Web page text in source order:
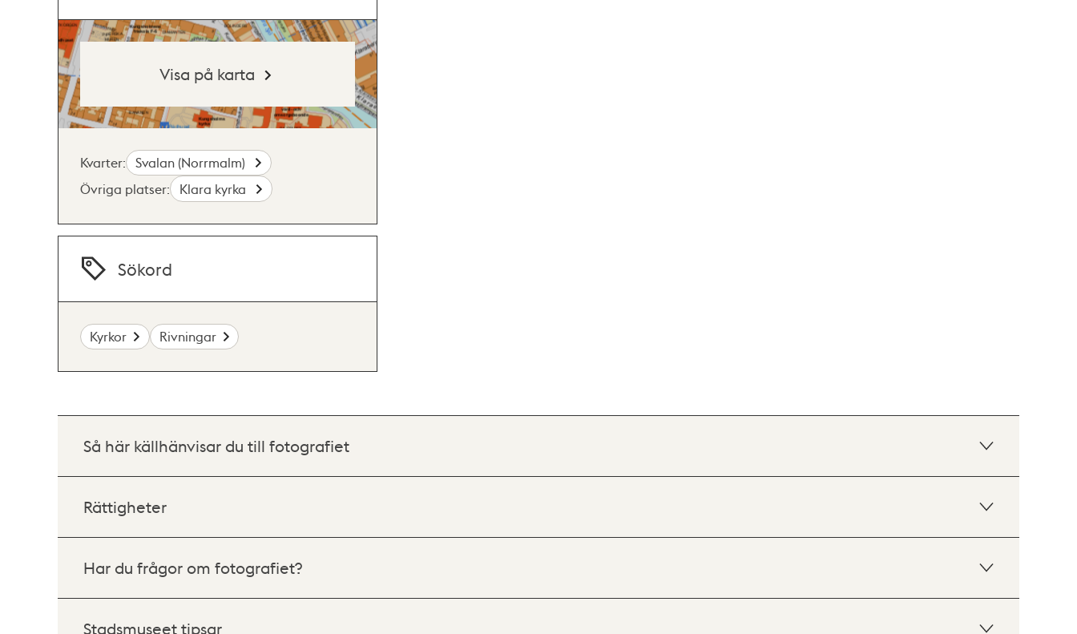
Visa på karta
Kvarter:
Svalan (Norrmalm)
Övriga platser:
Klara kyrka
Sökord
Kyrkor Rivningar
Så här källhänvisar du till fotografiet
Rättigheter
Har du frågor om fotografiet?
Stadsmuseet tipsar